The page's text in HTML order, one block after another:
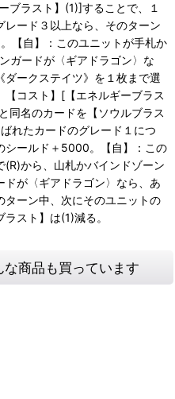
ブラスト】(1)]することで、１
ード３以上なら、そのターン
【自】：このユニットが手札か
ガードが〈ギアドラゴン〉な
ダークステイツ》を１枚まで選
コスト】[【エネルギーブラス
同名のカードを【ソウルブラス
れたカードのグレード１につ
シールド＋5000。【自】：この
から、山札かバインドゾーン
が〈ギアドラゴン〉なら、あ
ターン中、次にそのユニットの
スト】は(1)減る。
商品も買っています